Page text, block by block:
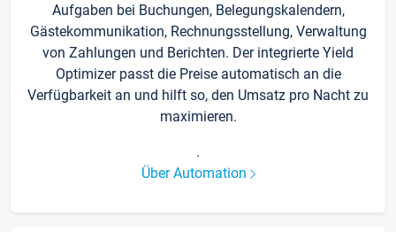
Aufgaben bei Buchungen, Belegungskalendern,
Gästekommunikation, Rechnungsstellung, Verwaltung
von Zahlungen und Berichten. Der integrierte Yield
Optimizer passt die Preise automatisch an die
Verfügbarkeit an und hilft so, den Umsatz pro Nacht zu
maximieren.
.
Über Automation